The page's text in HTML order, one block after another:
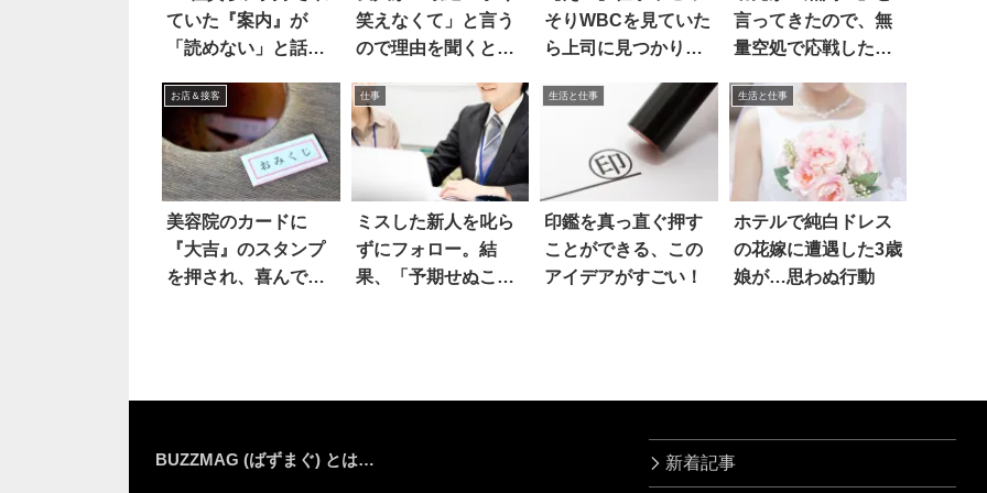
ていた『案内』が
「読めない」と話題
笑えなくて」と言う
ので理由を聞くと…
そりWBCを見ていた
ら上司に見つかり…
言ってきたので、無
量空処で応戦した
お店＆接客
美容院のカードに
『大吉』のスタンプ
を押され、喜んでい
仕事
ミスした新人を叱ら
ずにフォロー。結
果、「予期せぬこ
生活と仕事
印鑑を真っ直ぐ押す
ことができる、この
アイデアがすごい！
生活と仕事
ホテルで純白ドレス
の花嫁に遭遇した3歳
娘が…思わぬ行動
BUZZMAG (ばずまぐ) とは… 新着記事